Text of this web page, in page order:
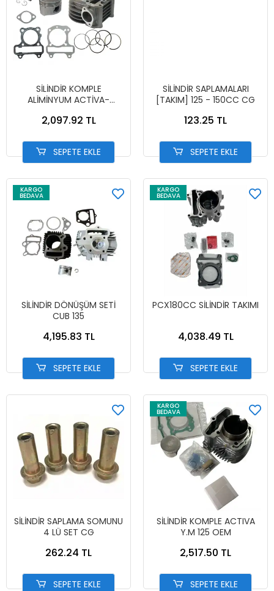
SİLİNDİR KOMPLE
ALİMİNYUM ACTİVA-
125CC 52.40MM 13P 64B
2,097.92 TL
SEPETE EKLE
SİLİNDİR SAPLAMALARI
[TAKIM] 125 - 150CC CG
123.25 TL
SEPETE EKLE
KARGO
BEDAVA
SİLİNDİR DÖNÜŞÜM SETİ
CUB 135
4,195.83 TL
SEPETE EKLE
KARGO
BEDAVA
PCX180CC SİLİNDİR TAKIMI
4,038.49 TL
SEPETE EKLE
SİLİNDİR SAPLAMA SOMUNU
4 LÜ SET CG
262.24 TL
SEPETE EKLE
KARGO
BEDAVA
SİLİNDİR KOMPLE ACTIVA
Y.M 125 OEM
2,517.50 TL
SEPETE EKLE